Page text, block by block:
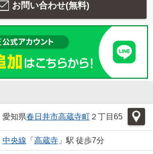
お問い合わせ(無料)
愛知県春日井市高蔵寺町２丁目65
中央線 「 高蔵寺」駅 徒歩7分